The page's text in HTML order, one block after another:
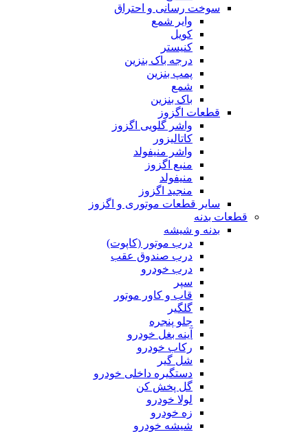
سوخت رسانی و احتراق
وایر شمع
کویل
کنیستر
درجه باک بنزین
پمپ بنزین
شمع
باک بنزین
قطعات اگزوز
واشر گلویی اگزوز
کاتالیزور
واشر منیفولد
منبع اگزوز
منیفولد
منجید اگزوز
سایر قطعات موتوری و اگزوز
قطعات بدنه
بدنه و شیشه
درب موتور (کاپوت)
درب صندوق عقب
درب خودرو
سپر
قاب و کاور موتور
گلگیر
جلو پنجره
آینه بغل خودرو
رکاب خودرو
شل گیر
دستگیره داخلی خودرو
گل پخش کن
لولا خودرو
زه خودرو
شیشه خودرو